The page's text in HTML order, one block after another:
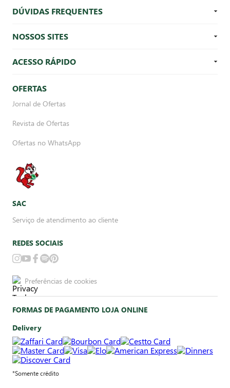
DÚVIDAS FREQUENTES
NOSSOS SITES
ACESSO RÁPIDO
OFERTAS
Jornal de Ofertas
Revista de Ofertas
Ofertas no WhatsApp
SAC
Serviço de atendimento ao cliente
REDES SOCIAIS
Preferências de cookies
FORMAS DE PAGAMENTO LOJA ONLINE
Delivery
*Somente crédito